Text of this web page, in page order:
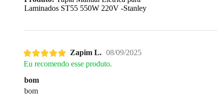
Laminados ST55 550W 220V -Stanley
Zapim L. 08/09/2025
Eu recomendo esse produto.
bom
bom